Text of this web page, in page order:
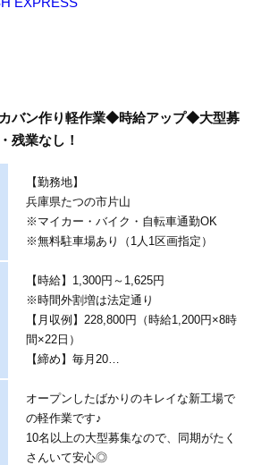
バン作り軽作業◆時給アップ◆大型募
残業なし！
【勤務地】
兵庫県たつの市片山
※マイカー・バイク・自転車通勤OK
※無料駐車場あり（1人1区画指定）
【時給】1,300円～1,625円
※時間外割増は法定通り
【月収例】228,800円（時給1,200円×8時
間×22日）
【締め】毎月20…
オープンしたばかりのキレイな新工場で
の軽作業です♪
10名以上の大型募集なので、同期がたく
さんいて安心◎